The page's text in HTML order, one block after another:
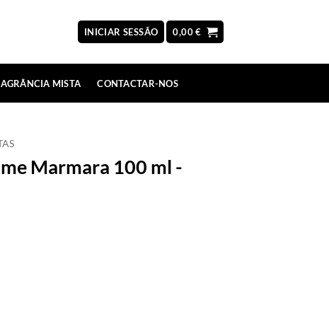
INICIAR SESSÃO 0,00€
MISTA CONTACTAR-NOS
Marmara 100 ml -